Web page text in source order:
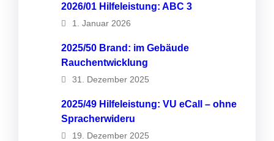
2026/01 Hilfeleistung: ABC 3
1. Januar 2026
2025/50 Brand: im Gebäude
Rauchentwicklung
31. Dezember 2025
2025/49 Hilfeleistung: VU eCall – ohne
Spracherwideru
19. Dezember 2025